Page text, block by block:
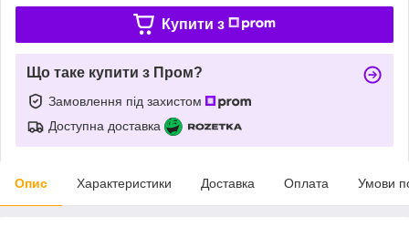
Купити з
Що таке купити з Пром?
Замовлення під захистом
Доступна доставка
Опис Характеристики Доставка Оплата Умови